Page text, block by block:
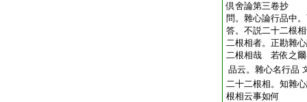
倶舍論第三卷抄
問。雜心論行品中
答。不説二十二根
二根相者。正勘雜
二根相哉 若依之爾
品云。雜心名行品
二十二根相。知雜
根相云事如何